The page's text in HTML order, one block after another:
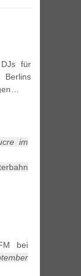
für
Berlins
im
bei